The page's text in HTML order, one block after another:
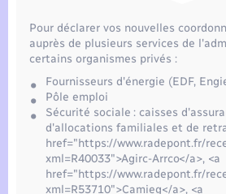
Publications
La Communauté de
Numérique
Organisation d’événement
Sécurité - Prévention
Seniors
Pour déclarer vos nouvelles
auprès de plusieurs services de
certains organismes privés :
Fournisseurs d'énergie (EDF,
Pôle emploi
Sécurité sociale : caisses
d'allocations familiales et de
href="https://www.radepont.fr/
xml=R40033">Agirc-Arrco</a>, <a
href="https://www.radepont.fr/
xml=R53710">Camieg</a>, <a